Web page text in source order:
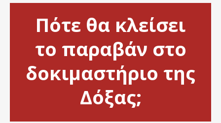
Πότε θα κλείσει
το παραβάν στο
δοκιμαστήριο της
Δόξας;